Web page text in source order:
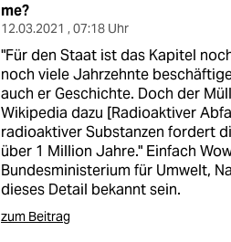
abo
genossenschaft
epaper login
me?
12.03.2021 , 07:18 Uhr
"Für den Staat ist das Kapitel
noch viele Jahrzehnte
auch er Geschichte. Doch der
Wikipedia dazu [Radioaktiver
radioaktiver Substanzen fordert
über 1 Million Jahre." Einfach
Bundesministerium für Umwelt,
dieses Detail bekannt sein.
zum Beitrag